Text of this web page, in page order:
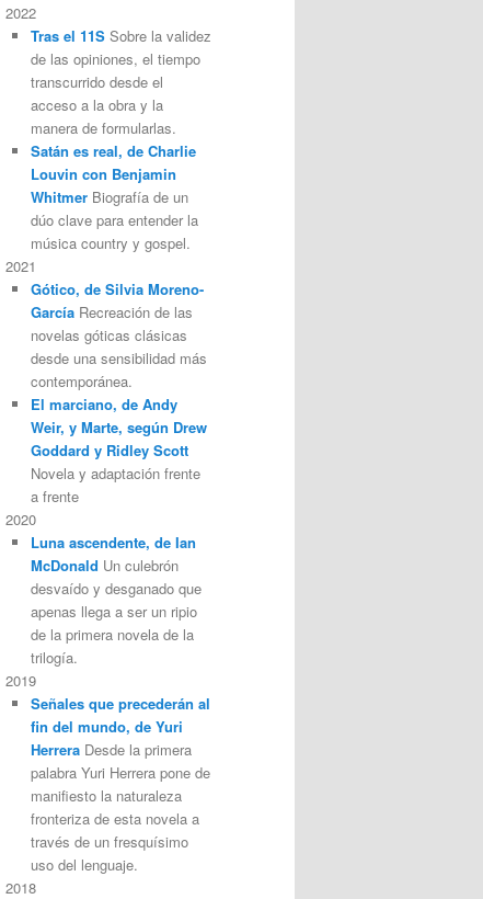
2022
Tras el 11SSobre la validez
de las opiniones, el tiempo
transcurrido desde el
acceso a la obra y la
manera de formularlas.
Satán es real, de Charlie
Louvin con Benjamin
WhitmerBiografía de un
dúo clave para entender la
música country y gospel.
2021
Gótico, de Silvia Moreno-
GarcíaRecreación de las
novelas góticas clásicas
desde una sensibilidad más
contemporánea.
El marciano, de Andy
Weir, y Marte, según Drew
Goddard y Ridley Scott
Novela y adaptación frente
a frente
2020
Luna ascendente, de Ian
McDonald Un culebrón
desvaído y desganado que
apenas llega a ser un ripio
de la primera novela de la
trilogía.
2019
Señales que precederán al
fin del mundo, de Yuri
HerreraDesde la primera
palabra Yuri Herrera pone de
manifiesto la naturaleza
fronteriza de esta novela a
través de un fresquísimo
uso del lenguaje.
2018